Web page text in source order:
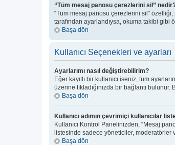
“Tüm mesaj panosu çerezlerini sil”
“Tüm mesaj panosu çerezlerini sil”
tarafından ayarlandıysa, okuma takibi gibi
Başa dön
Kullanıcı Seçenekleri ve ayarları
Ayarlarımı nasıl değiştirebilirim?
Eğer kayıtlı bir kullanıcı iseniz, tüm
üzerine tıkladığınızda bir bağlantı
Başa dön
Kullanıcı adımın çevrimiçi kullanıcılar
Kullanıcı Kontrol Panelinizden, “Mesaj
listesinde sadece yöneticiler, moderatörler
Başa dön